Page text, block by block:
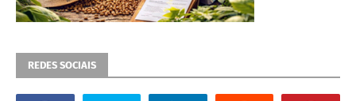
REDES SOCIAIS